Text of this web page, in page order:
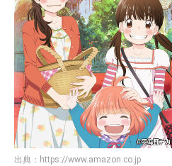
出典： https://www.amazon.co.jp